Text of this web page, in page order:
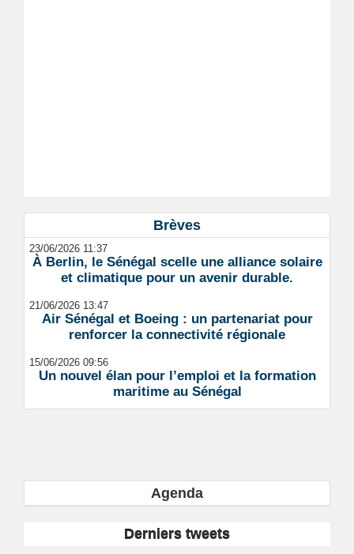
Brèves
23/06/2026 11:37
À Berlin, le Sénégal scelle une alliance solaire
et climatique pour un avenir durable.
21/06/2026 13:47
Air Sénégal et Boeing : un partenariat pour
renforcer la connectivité régionale
15/06/2026 09:56
Un nouvel élan pour l’emploi et la formation
maritime au Sénégal
Agenda
Derniers tweets